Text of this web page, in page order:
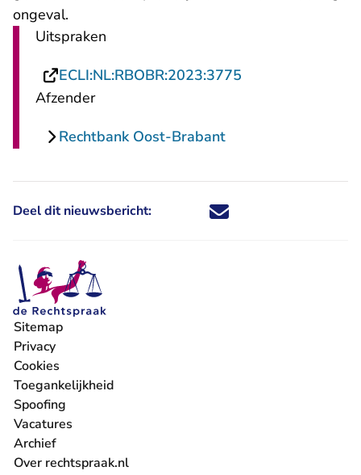
ongeval.
Uitspraken
ECLI:NL:RBOBR:2023:3775
Afzender
Rechtbank Oost-Brabant
Deel dit nieuwsbericht: Deel dit nieuwsbericht via X -
Deel dit nieuwsbericht via
Deel dit nieuwsbericht
Deel dit
Sitemap
Privacy
Cookies
Toegankelijkheid
Spoofing
Vacatures
- U verlaat Rechtspraak.nl
Archief
Over rechtspraak.nl